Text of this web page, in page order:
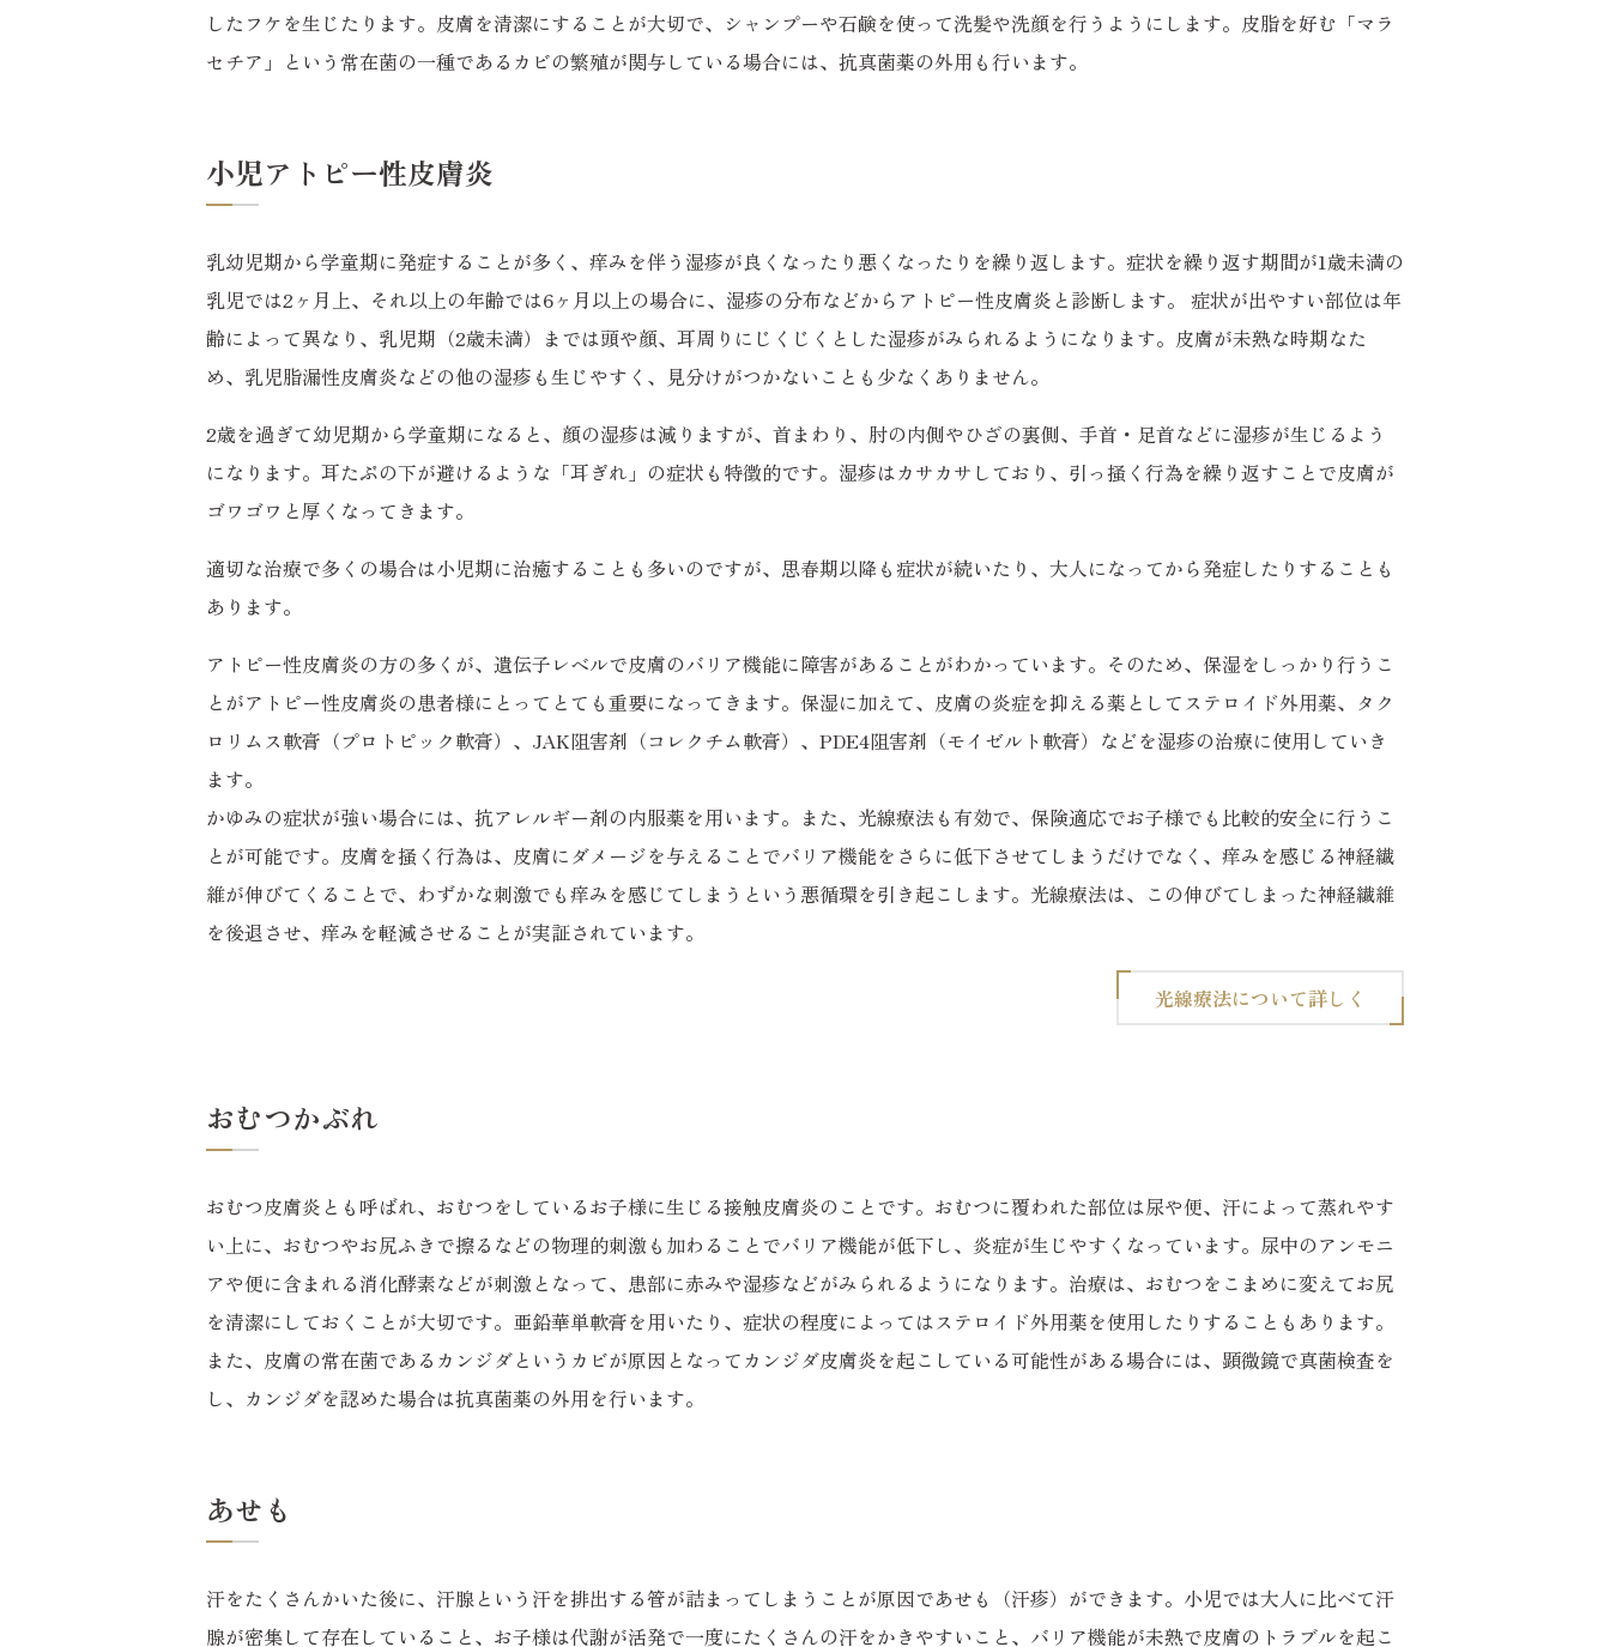
したフケを生じたります。皮膚を清潔にすることが大切で、シャンプーや石鹸を使って洗髪や洗顔を行うようにします。皮脂を好む「マラ
セチア」という常在菌の一種であるカビの繁殖が関与している場合には、抗真菌薬の外用も行います。
小児アトピー性皮膚炎
乳幼児期から学童期に発症することが多く、痒みを伴う湿疹が良くなったり悪くなったりを繰り返します。症状を繰り返す期間が1歳未満の
乳児では2ヶ月上、それ以上の年齢では6ヶ月以上の場合に、湿疹の分布などからアトピー性皮膚炎と診断します。 症状が出やすい部位は年
齢によって異なり、乳児期（2歳未満）までは頭や顔、耳周りにじくじくとした湿疹がみられるようになります。皮膚が未熟な時期なた
め、乳児脂漏性皮膚炎などの他の湿疹も生じやすく、見分けがつかないことも少なくありません。
2歳を過ぎて幼児期から学童期になると、顔の湿疹は減りますが、首まわり、肘の内側やひざの裏側、手首・足首などに湿疹が生じるよう
になります。耳たぶの下が避けるような「耳ぎれ」の症状も特徴的です。湿疹はカサカサしており、引っ掻く行為を繰り返すことで皮膚が
ゴワゴワと厚くなってきます。
適切な治療で多くの場合は小児期に治癒することも多いのですが、思春期以降も症状が続いたり、大人になってから発症したりすることも
あります。
アトピー性皮膚炎の方の多くが、遺伝子レベルで皮膚のバリア機能に障害があることがわかっています。そのため、保湿をしっかり行うこ
とがアトピー性皮膚炎の患者様にとってとても重要になってきます。保湿に加えて、皮膚の炎症を抑える薬としてステロイド外用薬、タク
ロリムス軟膏（プロトピック軟膏）、JAK阻害剤（コレクチム軟膏）、PDE4阻害剤（モイゼルト軟膏）などを湿疹の治療に使用していき
ます。
かゆみの症状が強い場合には、抗アレルギー剤の内服薬を用います。また、光線療法も有効で、保険適応でお子様でも比較的安全に行うこ
とが可能です。皮膚を掻く行為は、皮膚にダメージを与えることでバリア機能をさらに低下させてしまうだけでなく、痒みを感じる神経繊
維が伸びてくることで、わずかな刺激でも痒みを感じてしまうという悪循環を引き起こします。光線療法は、この伸びてしまった神経繊維
を後退させ、痒みを軽減させることが実証されています。
光線療法について詳しく
おむつかぶれ
おむつ皮膚炎とも呼ばれ、おむつをしているお子様に生じる接触皮膚炎のことです。おむつに覆われた部位は尿や便、汗によって蒸れやす
い上に、おむつやお尻ふきで擦るなどの物理的刺激も加わることでバリア機能が低下し、炎症が生じやすくなっています。尿中のアンモニ
アや便に含まれる消化酵素などが刺激となって、患部に赤みや湿疹などがみられるようになります。治療は、おむつをこまめに変えてお尻
を清潔にしておくことが大切です。亜鉛華単軟膏を用いたり、症状の程度によってはステロイド外用薬を使用したりすることもあります。
また、皮膚の常在菌であるカンジダというカビが原因となってカンジダ皮膚炎を起こしている可能性がある場合には、顕微鏡で真菌検査を
し、カンジダを認めた場合は抗真菌薬の外用を行います。
あせも
汗をたくさんかいた後に、汗腺という汗を排出する管が詰まってしまうことが原因であせも（汗疹）ができます。小児では大人に比べて汗
腺が密集して存在していること、お子様は代謝が活発で一度にたくさんの汗をかきやすいこと、バリア機能が未熟で皮膚のトラブルを起こ